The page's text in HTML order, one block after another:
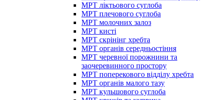
МРТ ліктьового суглоба
МРТ плечового суглоба
МРТ молочних залоз
МРТ кисті
МРТ скрінінг хребта
МРТ органів середньостіння
МРТ черевної порожнини та
заочеревинного простору
МРТ поперекового відділу хребта
МРТ органів малого тазу
МРТ кульшового суглоба